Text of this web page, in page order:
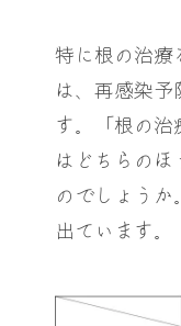
特に根の治療
は、再感染
す。「根の
はどちらの
のでしょう
出ています。